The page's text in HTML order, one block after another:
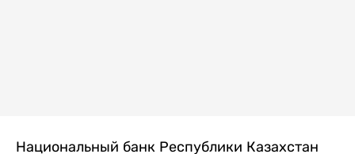
Национальный банк Республики Казахстан